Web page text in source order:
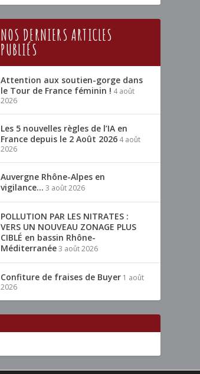
NOS DERNIERS ARTICLES
PUBLIÉS
Attention aux soutien-gorge dans
le Tour de France féminin ! 4 août
2026
Les 5 nouvelles règles de l’IA en
France depuis le 2 Août 2026 4 août
2026
Auvergne Rhône-Alpes en
vigilance… 3 août 2026
POLLUTION PAR LES NITRATES :
VERS UN NOUVEAU ZONAGE PLUS
CIBLÉ en bassin Rhône-
Méditerranée3 août 2026
Confiture de fraises de Buyer 1 août
2026